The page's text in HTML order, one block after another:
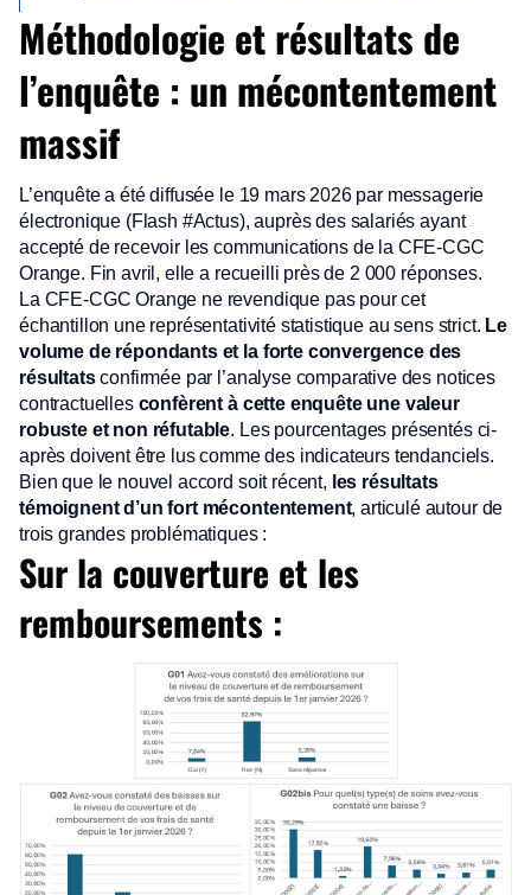
Méthodologie et résultats de
l’enquête : un mécontentement
massif
L’enquête a été diffusée le 19 mars 2026 par messagerie
électronique (Flash #Actus), auprès des salariés ayant
accepté de recevoir les communications de la CFE-CGC
Orange. Fin avril, elle a recueilli près de 2 000 réponses.
La CFE-CGC Orange ne revendique pas pour cet
échantillon une représentativité statistique au sens strict. Le
volume de répondants et la forte convergence des
résultatsconfirmée par l’analyse comparative des notices
contractuelles confèrent à cette enquête une valeur
robuste et non réfutable. Les pourcentages présentés ci-
après doivent être lus comme des indicateurs tendanciels.
Bien que le nouvel accord soit récent, les résultats
témoignent d’un fort mécontentement, articulé autour de
trois grandes problématiques :
Sur la couverture et les
remboursements :